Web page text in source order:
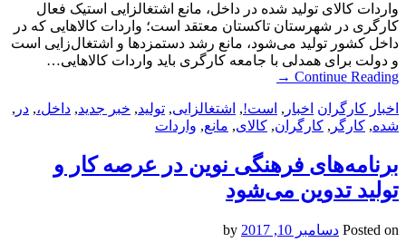
واردات کالای تولید شده در داخل، مانع اشتغالزایی استیک فعال
کارگری در شهرستان تاکستان معتقد است؛ واردات کالاهایی که در
داخل کشور تولید می‌شود، مانع رشد دستمزد‌ها و اشتغال‌زایی است
و دولت برای همدلی با جامعه کارگری باید واردات کالاهایی…
Continue Reading
→
اخبار کارگران اخبار , است!, اشتغالزایی, تولید, خبر جدید, داخل،, در ,
شده, کارگر , کارگران, کالای, مانع, واردات
برنامه‌های فرهنگی نوین در عرصه کار و
تولید تدوین می‌شود
Posted on دسامبر 10, 2017